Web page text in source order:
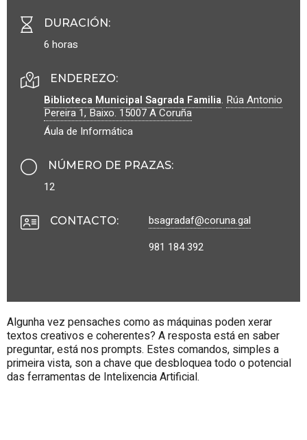
DURACIÓN:
6 horas
ENDEREZO:
Biblioteca Municipal Sagrada Familia. Rúa Antonio
Pereira 1, Baixo.15007A Coruña
Áula de Informática
NÚMERO DE PRAZAS:
12
CONTACTO:
bsagradaf@coruna.gal
981 184 392
Algunha vez pensaches como as máquinas poden xerar
textos creativos e coherentes? A resposta está en saber
preguntar, está nos prompts. Estes comandos, simples a
primeira vista, son a chave que desbloquea todo o potencial
das ferramentas de Intelixencia Artificial.